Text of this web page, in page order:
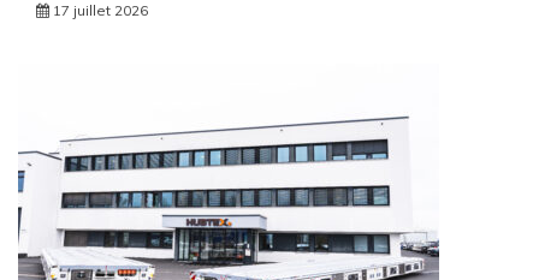
17 juillet 2026